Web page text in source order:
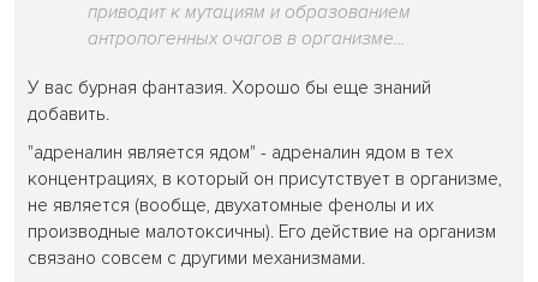
приводит к мутациям и образованием
антропогенных очагов в организме...
У вас бурная фантазия. Хорошо бы еще знаний
добавить.
"адреналин является ядом" - адреналин ядом в тех
концентрациях, в который он присутствует в организме,
не является (вообще, двухатомные фенолы и их
производные малотоксичны). Его действие на организм
связано совсем с другими механизмами.